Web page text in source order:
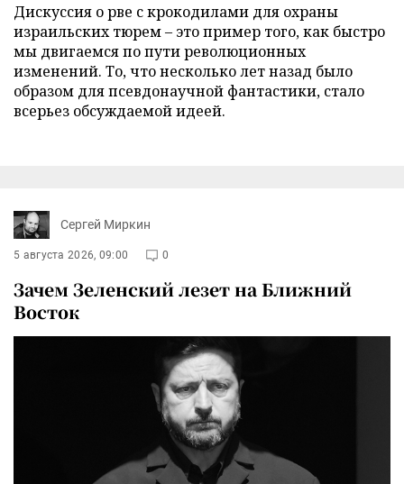
Дискуссия о рве с крокодилами для охраны
израильских тюрем – это пример того, как быстро
мы двигаемся по пути революционных
изменений. То, что несколько лет назад было
образом для псевдонаучной фантастики, стало
всерьез обсуждаемой идеей.
Сергей Миркин
5 августа 2026, 09:00 0
Зачем Зеленский лезет на Ближний
Восток